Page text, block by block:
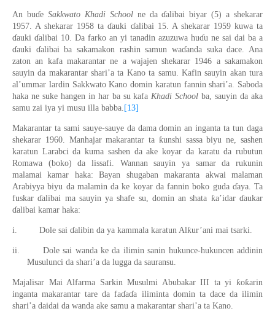
An buɗe Sakkwato Khadi School ne da ɗalibai biyar (5) ashekarar
1957. A shekarar 1958 taɗauki ɗalibai 15. A shekarar 1959kuwata
ɗauki ɗalibai 10. Da farko an yi tanadin azuzuwa huɗu ne sai dai ba a
ɗauki ɗalibai ba sakamakon rashin samun waɗanda suka dace. Ana
zaton an kafa makarantar ne a wajajen shekarar 1946 a sakamakon
sauyin da makarantar shari’a ta Kano ta samu. Kafin sauyin akan tura
al’ummar lardin Sakkwato Kano domin karatun fannin shari’a. Saboda
haka ne suke hangen in har ba su kafaKhadi School ba,sauyin da aka
samu zai iya yi musu illa babba. [13]
Makarantar ta sami sauye-sauye da dama domin an inganta ta tun daga
shekarar 1960. Manhajar makarantar ta ƙunshi sassa biyu ne, sashen
karatun Larabcida kuma sashen da ake koyar da karatu da rubutun
Romawa (boko) da lissafi. Wannan sauyin ya samar da rukunin
malamai kamar haka: Bayan shugaban makaranta akwai malaman
Arabiyya biyu da malamin da ke koyar da fannin boko guda ɗaya. Ta
fuskarɗalibai ma sauyin ya shafe su, domin an shata ƙa’idarɗaukar
ɗalibai kamar haka:
i. Dole sai ɗalibin da ya kammala karatun Alƙur’ani mai tsarki.
ii. Dole sai wanda ke da ilimin sanin hukunce-hukuncen addinin
Musulunci da shari’a da lugga da sauransu.
Majalisar Mai Alfarma Sarkin Musulmi Abubakar III ta yi ƙoƙarin
inganta makarantar tareda faɗaɗa iliminta domin ta dace da ilimin
shari’a daidai da wanda ake samu a makarantar shari’a ta Kano.